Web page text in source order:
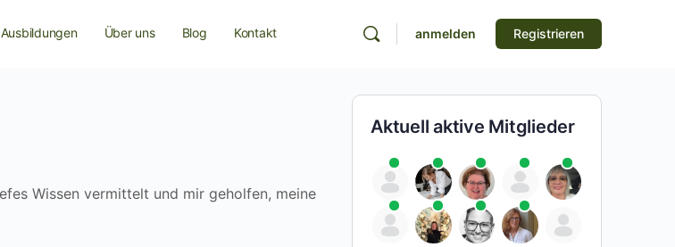
Ausbildungen Über uns Blog Kontakt anmelden Registrieren
Wissen vermittelt und mir geholfen, meine
Aktuell aktive Mitglieder